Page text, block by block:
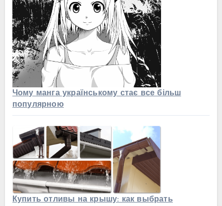
Чому манга українському стає все більш
популярною
Купить отливы на крышу: как выбрать